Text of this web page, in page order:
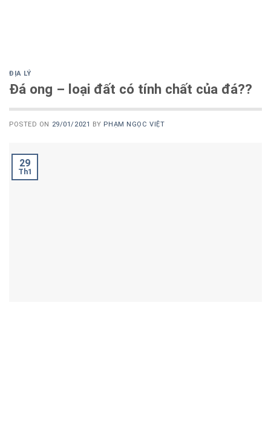
ĐỊA LÝ
Đá ong – loại đất có tính chất của đá??
POSTED ON 29/01/2021 BY PHẠM NGỌC VIỆT
29
Th1